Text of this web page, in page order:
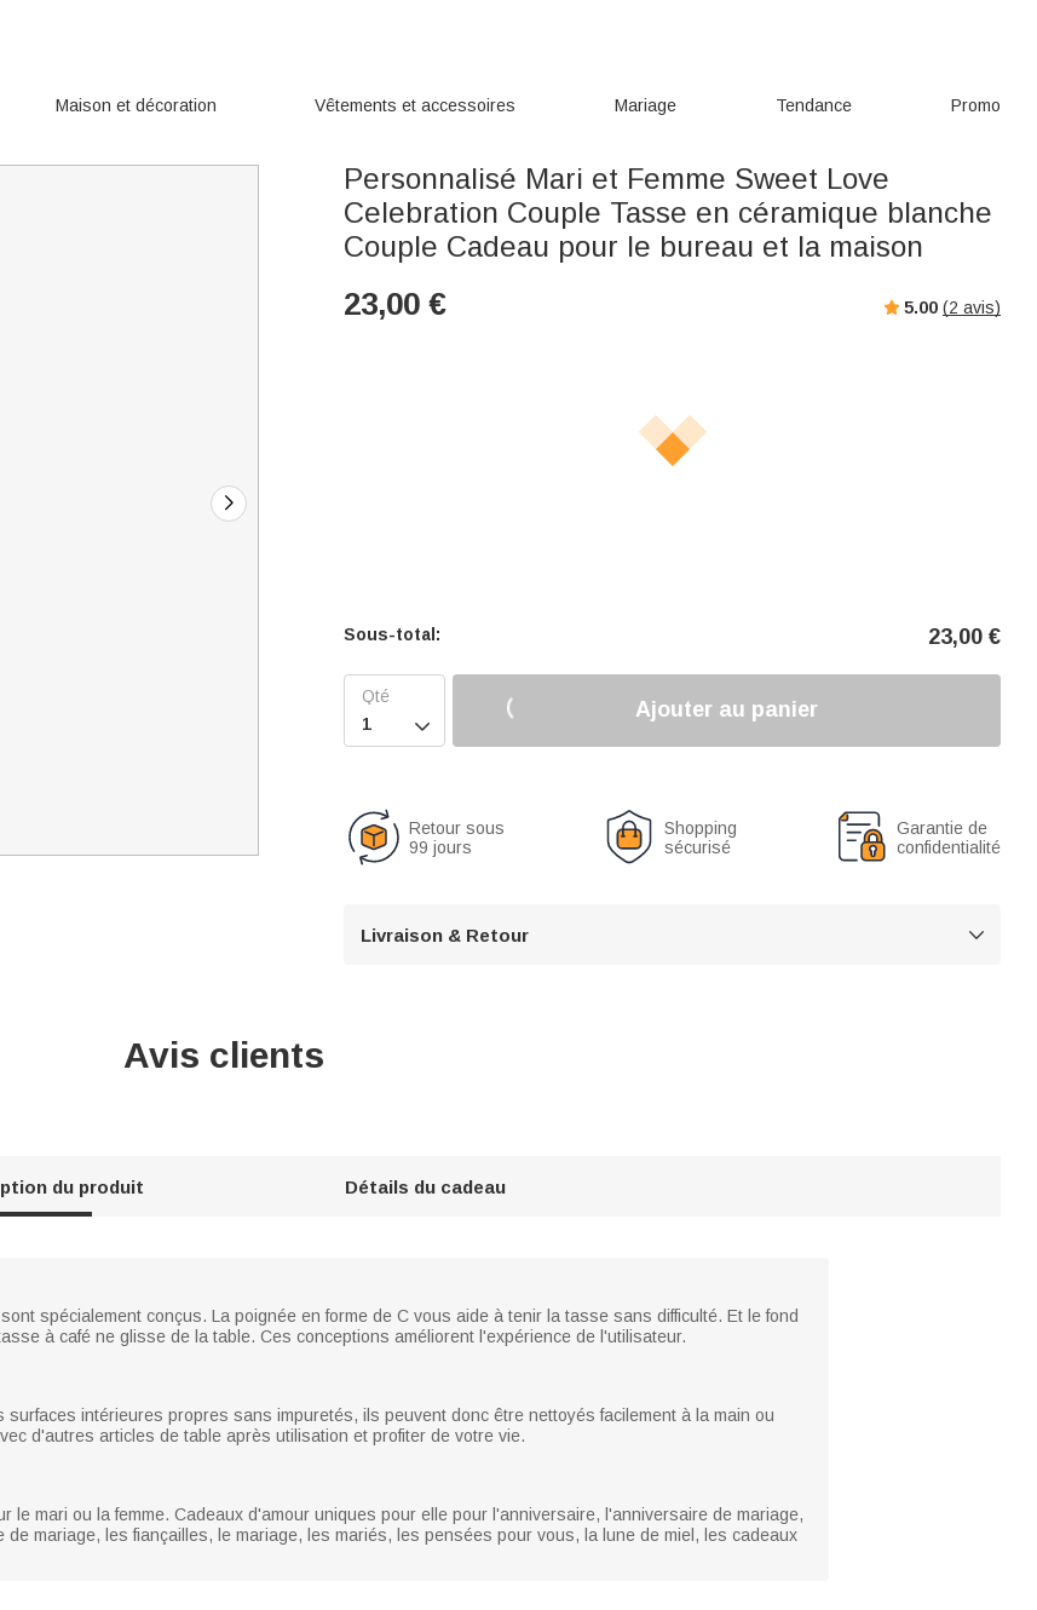
Maison et décoration Vêtements et accessoires Mariage Tendance Promo
Personnalisé Mari et Femme Sweet Love
Celebration Couple Tasse en céramique blanche
Couple Cadeau pour le bureau et la maison
23,00 € 5.00 (2 avis)
Sous-total: 23,00 €

Ajouter au panier
Retour sous
99 jours
Shopping
sécurisé
Garantie de
confidentialité
Livraison & Retour 
Avis clients
du produit Détails du cadeau
spécialement conçus. La poignée en forme de C vous aide à tenir la tasse sans difficulté. Et le fond
à café ne glisse de la table. Ces conceptions améliorent l'expérience de l'utilisateur.
intérieures propres sans impuretés, ils peuvent donc être nettoyés facilement à la main ou
d'autres articles de table après utilisation et profiter de votre vie.
le mari ou la femme. Cadeaux d'amour uniques pour elle pour l'anniversaire, l'anniversaire de mariage,
mariage, les fiançailles, le mariage, les mariés, les pensées pour vous, la lune de miel, les cadeaux